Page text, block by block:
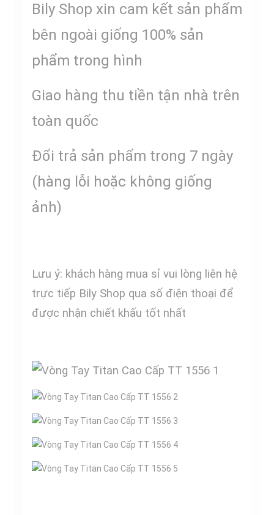
Bily Shop xin cam kết sản phẩm
bên ngoài giống 100% sản
phẩm trong hình
Giao hàng thu tiền tận nhà trên
toàn quốc
Đổi trả sản phẩm trong 7 ngày
(hàng lỗi hoặc không giống
ảnh)
Lưu ý: khách hàng mua sỉ vui lòng liên hệ
trực tiếp Bily Shop qua số điện thoại để
được nhận chiết khấu tốt nhất